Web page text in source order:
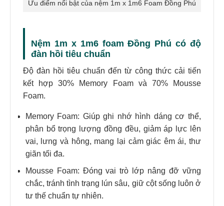
Ưu điểm nổi bật của nệm 1m x 1m6 Foam Đồng Phú
Nệm 1m x 1m6 foam Đồng Phú có độ
đàn hồi tiêu chuẩn
Độ đàn hồi tiêu chuẩn đến từ công thức cải tiến
kết hợp 30% Memory Foam và 70% Mousse
Foam.
Memory Foam: Giúp ghi nhớ hình dáng cơ thể,
phân bổ trọng lượng đồng đều, giảm áp lực lên
vai, lưng và hông, mang lại cảm giác êm ái, thư
giãn tối đa.
Mousse Foam: Đóng vai trò lớp nâng đỡ vững
chắc, tránh tình trạng lún sâu, giữ cột sống luôn ở
tư thế chuẩn tự nhiên.